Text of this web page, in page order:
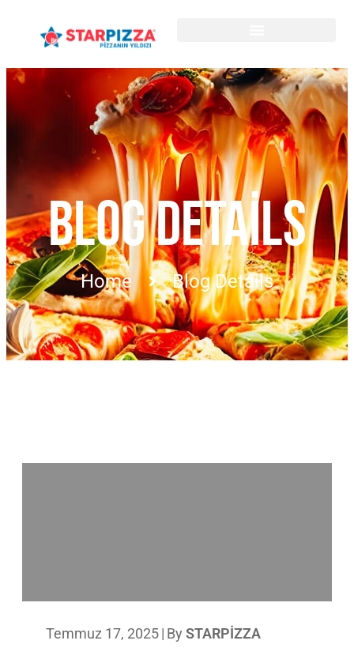
BLOG DETAILS
Home Blog Details
Temmuz 17, 2025| By STARPIZZA